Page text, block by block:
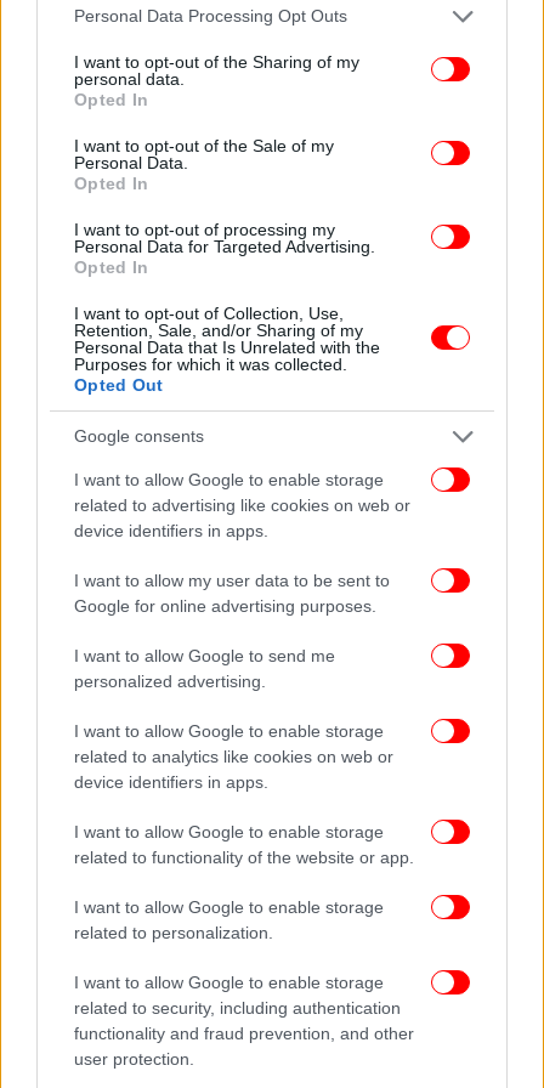
Please note that this website/app uses one or more Google
not limited to your visit or usage behaviour. You may click to
grant or deny consent to Google and its third-party tags to
use your data for below specified purposes in below Google
consent section.
Personal Data Processing Opt Outs
I want to opt-out of the Sharing of my
personal data.
Opted In
I want to opt-out of the Sale of my
Personal Data.
Opted In
I want to opt-out of processing my
Personal Data for Targeted Advertising.
Opted In
I want to opt-out of Collection, Use,
Retention, Sale, and/or Sharing of my
Personal Data that Is Unrelated with the
Purposes for which it was collected.
Opted Out
Google consents
I want to allow Google to enable storage
related to advertising like cookies on web or
device identifiers in apps.
I want to allow my user data to be sent to
Google for online advertising purposes.
I want to allow Google to send me
personalized advertising.
I want to allow Google to enable storage
related to analytics like cookies on web or
device identifiers in apps.
I want to allow Google to enable storage
related to functionality of the website or app.
I want to allow Google to enable storage
related to personalization.
I want to allow Google to enable storage
related to security, including authentication
functionality and fraud prevention, and other
user protection.
μαίνεται εμφύλια ένοπλη σύρραξη για πάνω από έξι
δεκαετίες, καταγράφεται καθώς πλησιάζει στον
ορίζοντα ο πρώτος γύρος των προεδρικών εκλογών
την 31η Μαΐου.
ΟΛΕΣ ΟΙ ΕΙΔΗΣΕΙΣ
«Τα αποθέματα πετρελαίου εξαντλούνται»:
παραγωγής συζητά ο ΟΠΕΚ+
Αλεξανδρούπολη: Ξεκίνησε η δίκη για σεξουαλική
κακοποίηση 5χρονου από συνομηλίκους του -Πώς
αποκάλυψε στον πατέρα του τι έγινε
Λαοθάλασσα στην Κοπακαμπάνα: Η Σακίρα ξεσήκωσε 2
εκατομμύρια Βραζιλιάνους στη δωρεάν συναυλία της
[εικόνες και βίντεο]